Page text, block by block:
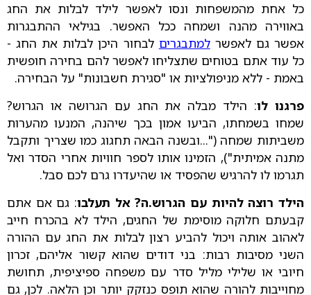
כל אחת מהמשפחות ונסו לאפשר לילד לבלות את החג
באווירה מהנה ושמחה ככל האפשר. בגילאי ההתבגרות
אפשר גם לאפשרלמתבגרים לבחור היכן לבלות את החג -
כל עוד אתם בטוחים שתצליחו לאפשר להם בחירה חופשית
באמת - ללא מניפולציות או "סגירת חשבונות" על הבחירה.
פרגנו לו: הילד מבלה את החג עם הגרושה או הגרוש?
שמחו בשמחתו, הביעו אמון בכך שיהנה, המנעו מהערות
משביתות שמחה ("...ובשנה הבאה תחגוג כמו שצריך ותקבל
מתנה אמיתית"), הזמינו אותו לספר חוויות אחרי הסדר ואל
תגרמו לו להרגיש שהפסיד או שהיעדרו גרם לכם סבל.
הילד רוצה להיות עם הגרוש.ה? אל תעלבו: גם אם אתם
קבעתם חלוקה מוסימת של החגים, הילד לא בהכרח חייב
לאהוב אותה ויכול להביע רצון לבלות את החג עם ההורה
השני מסיבות רבות: בני דודים שהוא קשור אליהם, זכרון
חיובי או שלילי מליל סדר עם משפחה ספיציפית, תחושת
מחוייבות להורה שהוא תופס כנזקק יותר וכן הלאה. לכן, גם